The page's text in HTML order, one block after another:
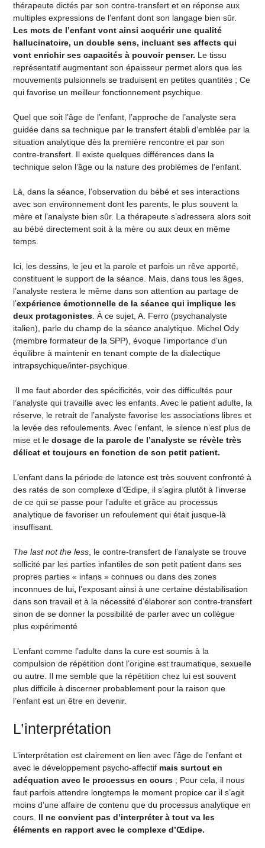
thérapeute dictés par son contre-transfert et en réponse aux
multiples expressions de l’enfant dont son langage bien sûr.
Les mots de l’enfant vont ainsi acquérir une qualité
hallucinatoire, un double sens, incluant ses affects qui
vont enrichir ses capacités à pouvoir penser. Le tissu
représentatif augmentant son épaisseur permet alors que les
mouvements pulsionnels se traduisent en petites quantités ; Ce
qui favorise un meilleur fonctionnement psychique.
Quel que soit l’âge de l’enfant, l’approche de l’analyste sera
guidée dans sa technique par le transfert établi d’emblée par la
situation analytique dès la première rencontre et par son
contre-transfert. Il existe quelques différences dans la
technique selon l’âge ou la nature des problèmes de l’enfant.
Là, dans la séance, l’observation du bébé et ses interactions
avec son environnement dont les parents, le plus souvent la
mère et l’analyste bien sûr. La thérapeute s’adressera alors soit
au bébé directement soit à la mère ou aux deux en même
temps.
Ici, les dessins, le jeu et la parole et parfois un rêve apporté,
constituent le support de la séance. Mais, dans tous les âges,
l’analyste restera le même dans son attention au partage de
l’expérience émotionnelle de la séance qui implique les
deux protagonistes. À ce sujet, A. Ferro (psychanalyste
italien), parle du champ de la séance analytique. Michel Ody
(membre formateur de la SPP), évoque l’importance d’un
équilibre à maintenir en tenant compte de la dialectique
intrapsychique/inter-psychique.
Il me faut aborder des spécificités, voir des difficultés pour
l’analyste qui travaille avec les enfants. Avec le patient adulte, la
réserve, le retrait de l’analyste favorise les associations libres et
la levée des refoulements. Avec l’enfant, le silence n’est plus de
mise et le dosage de la parole de l’analyste se révèle très
délicat et toujours en fonction de son petit patient.
L’enfant dans la période de latence est très souvent confronté à
des ratés de son complexe d’Œdipe, il s’agira plutôt à l’inverse
de ce qui se passe pour l’adulte et grâce au processus
analytique de favoriser un refoulement qui était jusque-là
insuffisant.
The last not the less, le contre-transfert de l’analyste se trouve
sollicité par les parties infantiles de son petit patient dans ses
propres parties « infans » connues ou dans des zones
inconnues de lui, l’exposant ainsi à une certaine déstabilisation
dans son travail et à la nécessité d’élaborer son contre-transfert
sinon de se donner la possibilité de parler avec un collègue
plus expérimenté
L’enfant comme l’adulte dans la cure est soumis à la
compulsion de répétition dont l’origine est traumatique, sexuelle
ou autre. Il me semble que la répétition chez lui est souvent
plus difficile à discerner probablement pour la raison que
l’enfant est un être en devenir.
L’interprétation
L’interprétation est clairement en lien avec l’âge de l’enfant et
avec le développement psycho-affectif mais surtout en
adéquation avec le processus en cours ; Pour cela, il nous
faut parfois attendre longtemps le moment propice car il s’agit
moins d’une affaire de contenu que du processus analytique en
cours. Il ne convient pas d’interpréter à tout va les
éléments en rapport avec le complexe d’Œdipe.